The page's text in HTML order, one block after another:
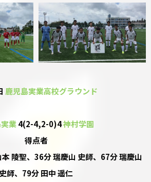
鹿児島実業高校グラウンド
業4(2-4,2-0)4神村学園
得点者
陵聖、36分 瑞慶山 史師、67分 瑞慶山
史師、79分 田中 遥仁